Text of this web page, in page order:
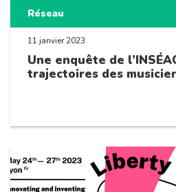
Réseau
11 janvier 2023
Une enquête de
trajectoires des